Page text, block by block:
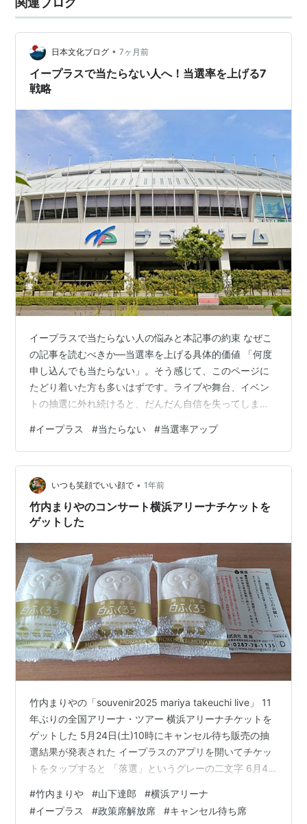
日本文化ブログ • 7ヶ月前
イープラスで当たらない人へ！当選率を上げる7
戦略
イープラスで当たらない人の悩みと本記事の約束 なぜこ
の記事を読むべきか―当選率を上げる具体的価値 「何度
申し込んでも当たらない」。そう感じて、このページに
たどり着いた方も多いはずです。ライブや舞台、イベン
トの抽選に外れ続けると、だんだん自信を失ってしまい
りません。実際には、事前の準備や応募時の行動によっ
て、当選確率を少しずつ底上げすることが可能です。 こ
の記事では、イープラスの仕組みをかみ砕いて解説した
うえで、初心者でもすぐ実践できる具体策を体系的にま
とめています。難しい専門知識や裏技のような話は出て
きません。今日から誰でも再現できる方法だけに…
#イープラス #当たらない #当選率アップ
いつも笑顔でいい顔で • 1年前
竹内まりやのコンサート横浜アリーナチケットを
ゲットした
竹内まりやの「souvenir2025 mariya takeuchi live」 11
年ぶりの全国アリーナ・ツアー 横浜アリーナチケットを
ゲットした 5月24日(土)10時にキャンセル待ち販売の抽
選結果が発表された イープラスのアプリを開いてチケッ
トをタップすると 「落選」というグレーの二文字 6月4
か、がっかりしてその下を見ると オレンジ色の文字が見
える 「当選」「ダウンロード開始日2025/06/02 15：00
#竹内まりや #山下達郎 #横浜アリーナ
#イープラス #政策席解放席 #キャンセル待ち席